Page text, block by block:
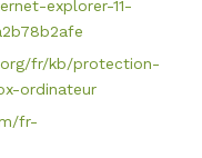
explorer-11-
fr/kb/protection-
ordinateur
fr-